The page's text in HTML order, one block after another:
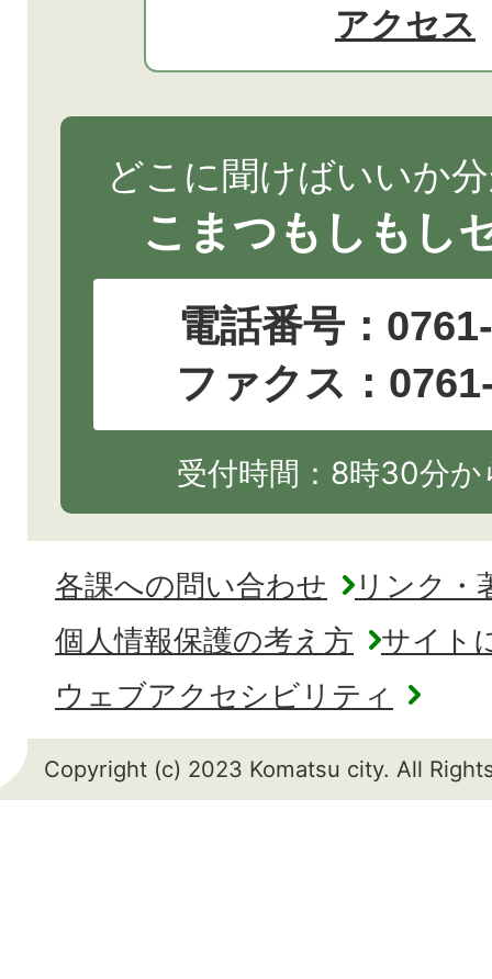
アクセス
どこに聞けばいいか
こまつもしもし
電話番号：
ファクス：
受付時間：8時30分
各課への問い合わせ
リンク・
個人情報保護の考え方
サイト
ウェブアクセシビリティ
Copyright (c) 2023 Komatsu city. All